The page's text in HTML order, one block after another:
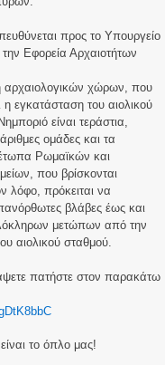
προς το Υπουργείο
την Εφορεία Αρχαιοτήτων
αρχαιολογικών χώρων, που
εγκατάσταση του αιολικού
είναι τεράστια,
ομάδες και τα
Ρωμαϊκών και
που βρίσκονται
λόφο, πρόκειται να
βλάβες έως και
μετώπων από την
αιολικού σταθμού.
πατήστε στον παρακάτω
το όπλο μας!